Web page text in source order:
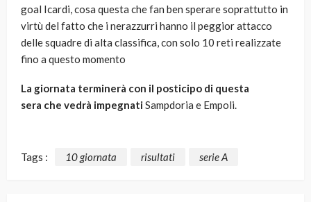
goal Icardi, cosa questa che fan ben sperare soprattutto in
virtù del fatto che i nerazzurri hanno il peggior attacco
delle squadre di alta classifica, con solo 10 reti realizzate
fino a questo momento
La giornata terminerà con il posticipo di questa
sera che vedrà impegnatiSampdoria e Empoli.
Tags : 10 giornata risultati serie A